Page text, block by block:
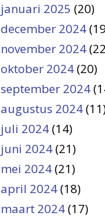
januari 2025 (20)
december 2024
november 2024
oktober 2024(20)
september 2024
augustus 2024
juli 2024(14)
juni 2024(21)
mei 2024(21)
april 2024(18)
maart 2024(17)